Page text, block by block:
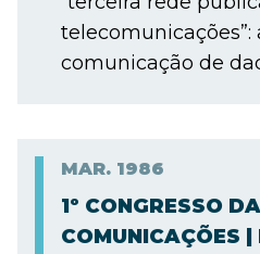
telecomunicações”:
comunicação de
MAR. 1986
1º CONGRESSO
COMUNICAÇÕES |